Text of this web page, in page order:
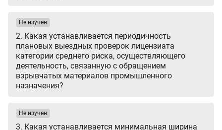
2. Какая устанавливается периодичность
плановых выездных проверок лицензиата
категории среднего риска, осуществляющего
деятельность, связанную с обращением
взрывчатых материалов промышленного
назначения?
Не изучен
3. Какая устанавливается минимальная ширина
Не изучен